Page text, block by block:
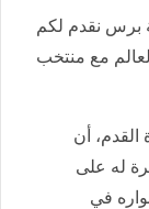
برس نقدم لكم
مع منتخب
القدم، أن
له على
في